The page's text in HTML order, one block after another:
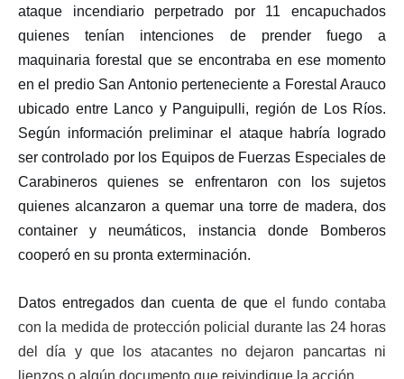
ataque incendiario perpetrado por 11 encapuchados
quienestenían intenciones de prenderfuego a
maquinaria forestal que se encontraba en ese momento
en el predio San Antonio perteneciente a Forestal Arauco
ubicado entre Lanco y Panguipulli, región de Los Ríos.
Según información preliminar el ataque habría logrado
ser controlado por los Equipos de Fuerzas Especiales de
Carabineros quienes se enfrentaron con los sujetos
quienes alcanzaron a quemar una torre de madera, dos
container y neumáticos, instancia donde Bomberos
cooperó en su pronta exterminación.
Datos entregados dan cuenta de que el fundo contaba
con la medida de protección policial durante las 24 horas
del día y que los atacantes no dejaron pancartas ni
lienzos o algún documento que reivindique la acción.